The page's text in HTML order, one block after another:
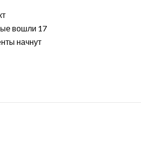
вошли 17
начнут